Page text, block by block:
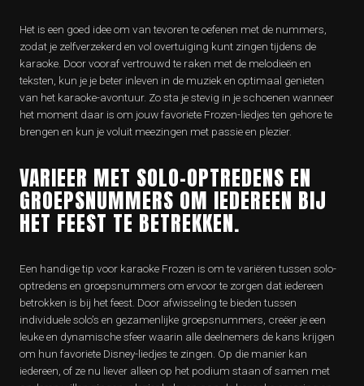
Het is een goed idee om van tevoren te oefenen met de nummers,
zodat je zelfverzekerd en vol overtuiging kunt zingen tijdens de
karaoke. Door vooraf vertrouwd te raken met de melodieën en
teksten, kun je je beter inleven in de muziek en optimaal genieten
van het karaoke-avontuur. Zo sta je stevig in je schoenen wanneer
het moment daar is om jouw favoriete Frozen-liedjes ten gehore te
brengen en kun je voluit meezingen met passie en plezier.
VARIEER MET SOLO-OPTREDENS EN
GROEPSNUMMERS OM IEDEREEN BIJ
HET FEEST TE BETREKKEN.
Een handige tip voor karaoke Frozen is om te variëren tussen solo-
optredens en groepsnummers om ervoor te zorgen dat iedereen
betrokken is bij het feest. Door afwisseling te bieden tussen
individuele solo’s en gezamenlijke groepsnummers, creëer je een
leuke en dynamische sfeer waarin alle deelnemers de kans krijgen
om hun favoriete Disney-liedjes te zingen. Op die manier kan
iedereen, of ze nu liever alleen op het podium staan of samen met